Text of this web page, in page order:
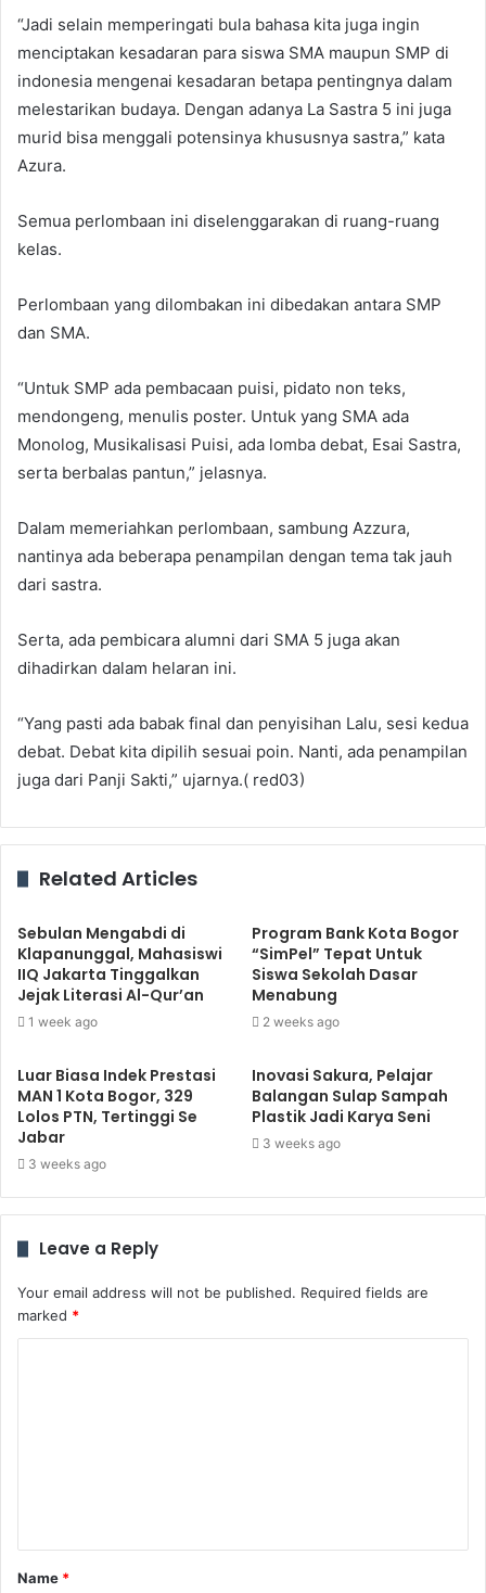
“Jadi selain memperingati bula bahasa kita juga ingin
menciptakan kesadaran para siswa SMA maupun SMP di
indonesia mengenai kesadaran betapa pentingnya dalam
melestarikan budaya. Dengan adanya La Sastra 5 ini juga
murid bisa menggali potensinya khususnya sastra,” kata
Azura.
Semua perlombaan ini diselenggarakan di ruang-ruang
kelas.
Perlombaan yang dilombakan ini dibedakan antara SMP
dan SMA.
“Untuk SMP ada pembacaan puisi, pidato non teks,
mendongeng, menulis poster. Untuk yang SMA ada
Monolog, Musikalisasi Puisi, ada lomba debat, Esai Sastra,
serta berbalas pantun,” jelasnya.
Dalam memeriahkan perlombaan, sambung Azzura,
nantinya ada beberapa penampilan dengan tema tak jauh
dari sastra.
Serta, ada pembicara alumni dari SMA 5 juga akan
dihadirkan dalam helaran ini.
“Yang pasti ada babak final dan penyisihan Lalu, sesi kedua
debat. Debat kita dipilih sesuai poin. Nanti, ada penampilan
juga dari Panji Sakti,” ujarnya.( red03)
Related Articles
Sebulan Mengabdi di
Klapanunggal, Mahasiswi
IIQ Jakarta Tinggalkan
Jejak Literasi Al-Qur’an
1 week ago
Program Bank Kota Bogor
“SimPel” Tepat Untuk
Siswa Sekolah Dasar
Menabung
2 weeks ago
Luar Biasa Indek Prestasi
MAN 1 Kota Bogor, 329
Lolos PTN, Tertinggi Se
Jabar
3 weeks ago
Inovasi Sakura, Pelajar
Balangan Sulap Sampah
Plastik Jadi Karya Seni
3 weeks ago
Leave a Reply
Your email address will not be published. Required fields are
marked *
t
*
Name *